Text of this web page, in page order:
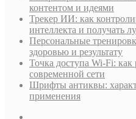
контентом и идеями
Трекер ИИ: как
интеллекта и получать
Персональные
здоровью и результату
Точка доступа Wi-Fi: как
современной сети
Шрифты антиквы:
применения